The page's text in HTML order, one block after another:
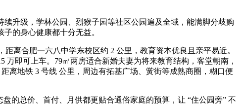
升级，学林公园、烈猴子园等社区公园遍及全域，能满脚分歧购
的身心健康都十分无益。
合肥一六八中学东校区约 2 公里，教育资本优良且亲平易近。
即可上车。79㎡两房适合新婚夫妻为将来教育结构，客堂朝南，
离地铁 3 号线 公里，周边有拓基广场、黉街等成熟商圈，糊口便
总价、首付、月供都更贴合通俗家庭的预算，让 “住公园旁” 不